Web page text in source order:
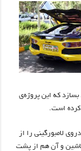
بسازد که این پروژه‌ی
کرده است.
لامبورگینی را از
و آن هم از پشت